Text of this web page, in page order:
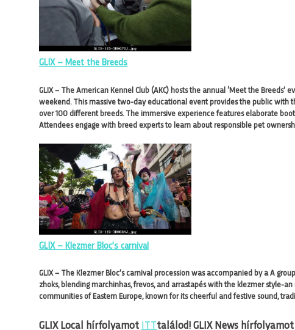
GLIX – Meet the Breeds
GLIX – The American Kennel Club (AKC) hosts the annual ‘Meet the Breeds’
weekend. This massive two-day educational event provides the public with
over 100 different breeds. The immersive experience features elaborate
Attendees engage with breed experts to learn about responsible pet
GLIX – Klezmer Bloc’s carnival
GLIX – The Klezmer Bloc’s carnival procession was accompanied by a A
zhoks, blending marchinhas, frevos, and arrastapés with the klezmer style-
communities of Eastern Europe, known for its cheerful and festive sound,
GLIX Local hírfolyamot ITTtalálod! GLIX News hírfolyamot